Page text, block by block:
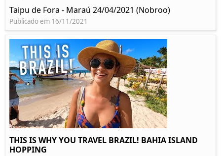
Taipu de Fora - Maraú 24/04/2021 (Nobroo)
Publicado em 16/11/2021
THIS IS WHY YOU TRAVEL BRAZIL! BAHIA ISLAND
HOPPING